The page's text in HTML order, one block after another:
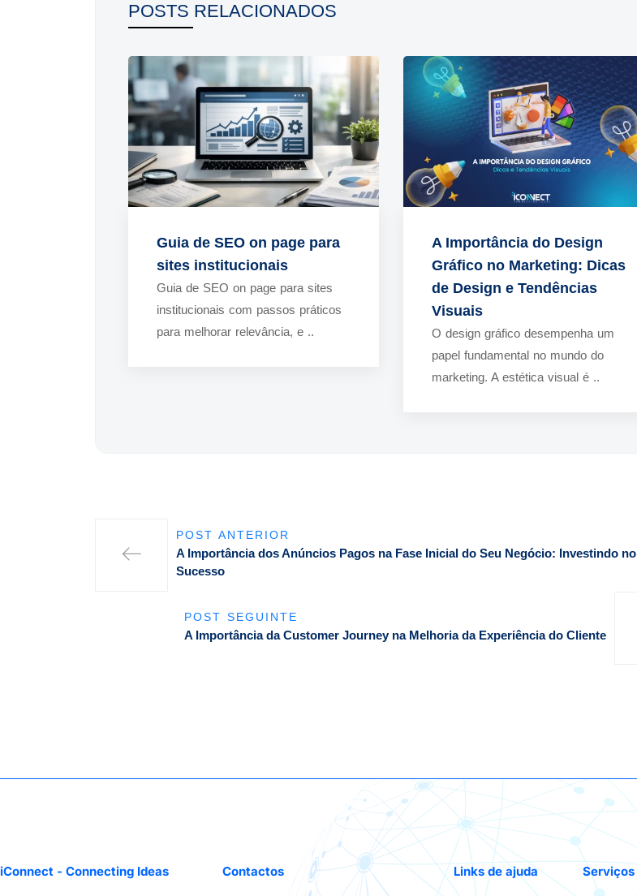
POSTS RELACIONADOS
Guia de SEO on page para
sites institucionais
Guia de SEO on page para sites
institucionais com passos práticos
para melhorar relevância, e ..
A Importância do Design
Gráfico no Marketing: Dicas
de Design e Tendências
Visuais
O design gráfico desempenha um
papel fundamental no mundo do
marketing. A estética visual é ..
POST ANTERIOR
A Importância dos Anúncios Pagos na Fase Inicial do Seu Negócio: Investindo no
Sucesso
POST SEGUINTE
A Importância da Customer Journey na Melhoria da Experiência do Cliente
iConnect - Connecting Ideas Contactos Links de ajuda Serviços